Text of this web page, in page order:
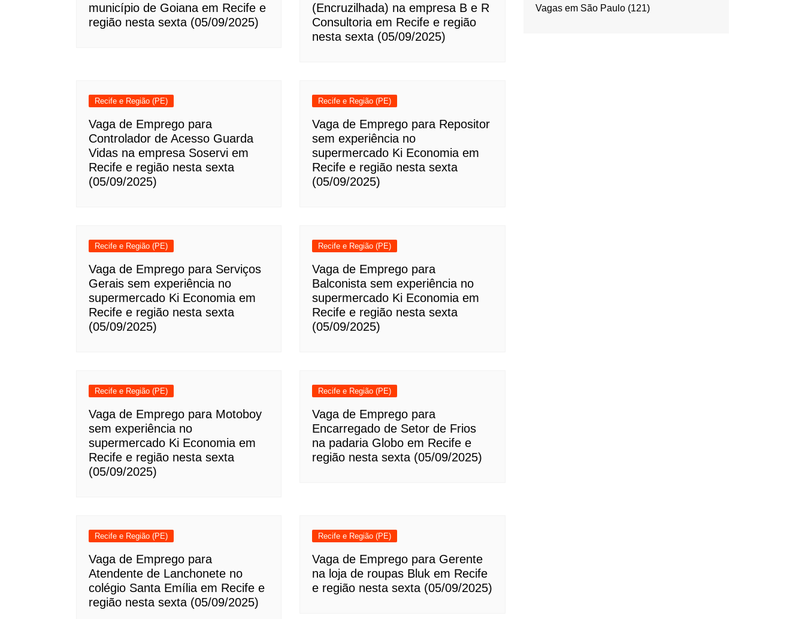
município de Goiana em Recife e
região nesta sexta (05/09/2025)
(Encruzilhada) na empresa B e R
Consultoria em Recife e região
nesta sexta (05/09/2025)
Recife e Região (PE)
Vaga de Emprego para
Controlador de Acesso Guarda
Vidas na empresa Soservi em
Recife e região nesta sexta
(05/09/2025)
Recife e Região (PE)
Vaga de Emprego para Repositor
sem experiência no
supermercado Ki Economia em
Recife e região nesta sexta
(05/09/2025)
Recife e Região (PE)
Vaga de Emprego para Serviços
Gerais sem experiência no
supermercado Ki Economia em
Recife e região nesta sexta
(05/09/2025)
Recife e Região (PE)
Vaga de Emprego para
Balconista sem experiência no
supermercado Ki Economia em
Recife e região nesta sexta
(05/09/2025)
Recife e Região (PE)
Vaga de Emprego para Motoboy
sem experiência no
supermercado Ki Economia em
Recife e região nesta sexta
(05/09/2025)
Recife e Região (PE)
Vaga de Emprego para
Encarregado de Setor de Frios
na padaria Globo em Recife e
região nesta sexta (05/09/2025)
Recife e Região (PE)
Vaga de Emprego para
Atendente de Lanchonete no
colégio Santa Emília em Recife e
região nesta sexta (05/09/2025)
Recife e Região (PE)
Vaga de Emprego para Gerente
na loja de roupas Bluk em Recife
e região nesta sexta (05/09/2025)
Vagas em São Paulo(121)